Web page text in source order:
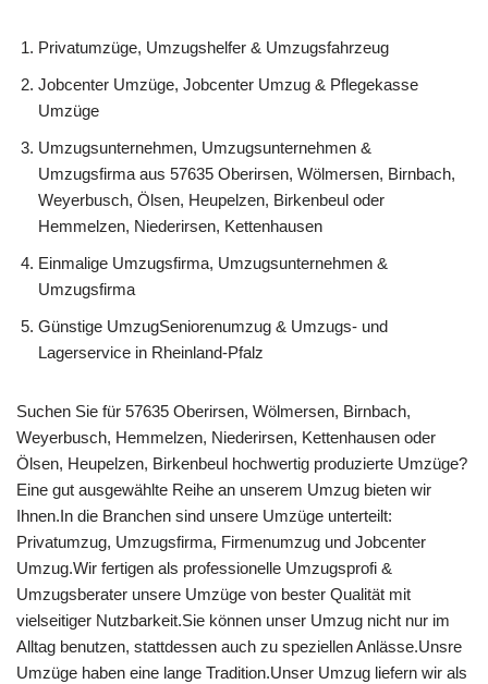
Privatumzüge, Umzugshelfer & Umzugsfahrzeug
Jobcenter Umzüge, Jobcenter Umzug & Pflegekasse
Umzüge
Umzugsunternehmen, Umzugsunternehmen &
Umzugsfirma aus 57635 Oberirsen, Wölmersen, Birnbach,
Weyerbusch, Ölsen, Heupelzen, Birkenbeul oder
Hemmelzen, Niederirsen, Kettenhausen
Einmalige Umzugsfirma, Umzugsunternehmen &
Umzugsfirma
Günstige UmzugSeniorenumzug & Umzugs- und
Lagerservice in Rheinland-Pfalz
Suchen Sie für 57635 Oberirsen, Wölmersen, Birnbach,
Weyerbusch, Hemmelzen, Niederirsen, Kettenhausen oder
Ölsen, Heupelzen, Birkenbeul hochwertig produzierte Umzüge?
Eine gut ausgewählte Reihe an unserem Umzug bieten wir
Ihnen.In die Branchen sind unsere Umzüge unterteilt:
Privatumzug, Umzugsfirma, Firmenumzug und Jobcenter
Umzug.Wir fertigen als professionelle Umzugsprofi &
Umzugsberater unsere Umzüge von bester Qualität mit
vielseitiger Nutzbarkeit.Sie können unser Umzug nicht nur im
Alltag benutzen, stattdessen auch zu speziellen Anlässe.Unsre
Umzüge haben eine lange Tradition.Unser Umzug liefern wir als